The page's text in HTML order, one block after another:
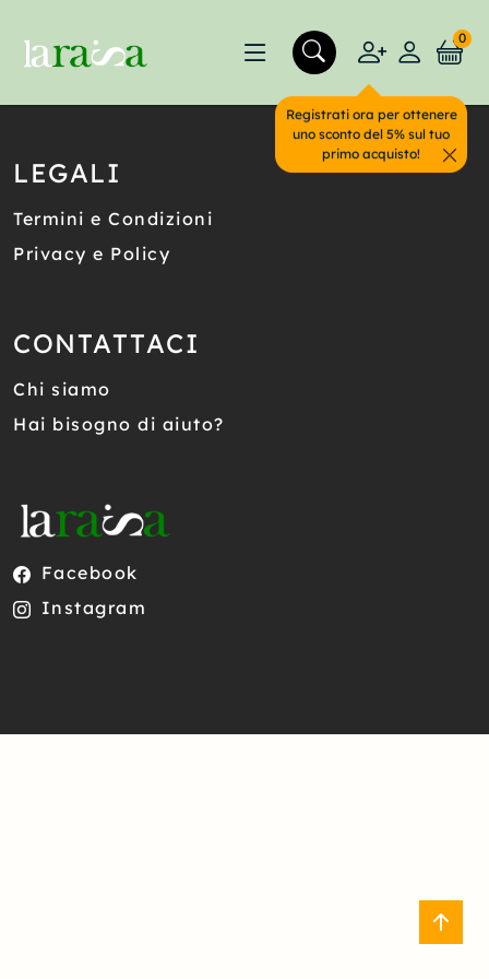
Registrati ora per ottenere
uno sconto del 5% sul tuo
primo acquisto!
0
LEGALI
Termini e Condizioni
Privacy e Policy
CONTATTACI
Chi siamo
Hai bisogno di aiuto?
Facebook
Instagram